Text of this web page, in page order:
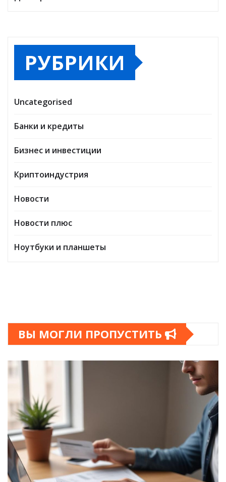
РУБРИКИ
Uncategorised
Банки и кредиты
Бизнес и инвестиции
Криптоиндустрия
Новости
Новости плюс
Ноутбуки и планшеты
ВЫ МОГЛИ ПРОПУСТИТЬ